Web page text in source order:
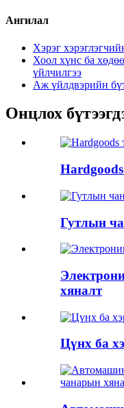
Ангилал
Хэрэг
Хоол хүнс ба
үйлчилгээ
Аж үйлдвэрийн
Онцлох
Hardgoods
Гутлын
хяналт
Цүнх ба